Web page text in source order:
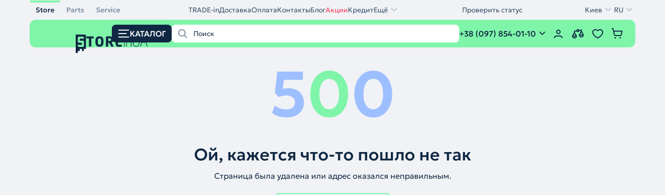
Store Parts Service TRADE-inДоставкаОплатаКонтактыБлогАкцииКредитЕщё Проверить статус Киев RU
КАТАЛОГ +38 (097) 854-01-10
500
Ой, кажется что-то пошло не так
Страница была удалена или адрес оказался неправильным.